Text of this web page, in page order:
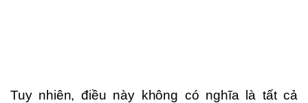
Tuy nhiên, điều này không có nghĩa là tất cả